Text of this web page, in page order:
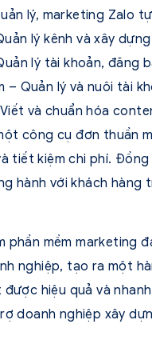
lý, marketing Zalo
lý kênh và xây
lý tài khoản, đăng
– Quản lý và nuôi tài
và chuẩn hóa
công cụ đơn thuần
tiết kiệm chi phí.
hành với khách
phần mềm marketing
nghiệp, tạo ra một
hiệu quả và
doanh nghiệp xây